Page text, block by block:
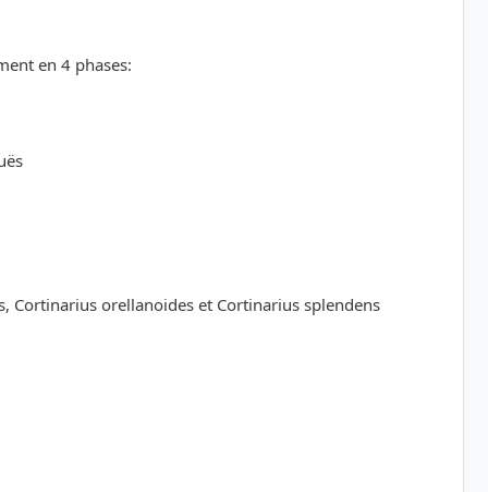
en 4 phases:
Cortinarius orellanoides et Cortinarius splendens